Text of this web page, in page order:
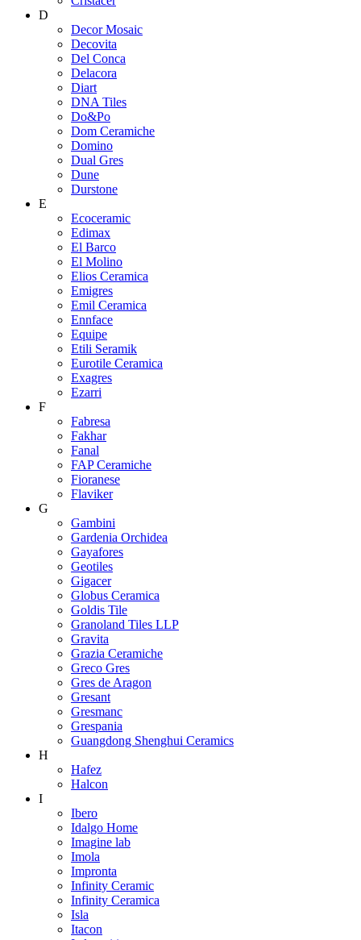
D
Decor Mosaic
Decovita
Del Conca
Delacora
Diart
DNA Tiles
Do&Po
Dom Ceramiche
Domino
Dual Gres
Dune
Durstone
E
Ecoceramic
Edimax
El Barco
El Molino
Elios Ceramica
Emigres
Emil Ceramica
Ennface
Equipe
Etili Seramik
Eurotile Ceramica
Exagres
Ezarri
F
Fabresa
Fakhar
Fanal
FAP Ceramiche
Fioranese
Flaviker
G
Gambini
Gardenia Orchidea
Gayafores
Geotiles
Gigacer
Globus Ceramica
Goldis Tile
Granoland Tiles LLP
Gravita
Grazia Ceramiche
Greco Gres
Gres de Aragon
Gresant
Gresmanc
Grespania
Guangdong Shenghui Ceramics
H
Hafez
Halcon
I
Ibero
Idalgo Home
Imagine lab
Imola
Impronta
Infinity Ceramic
Infinity Ceramica
Isla
Itacon